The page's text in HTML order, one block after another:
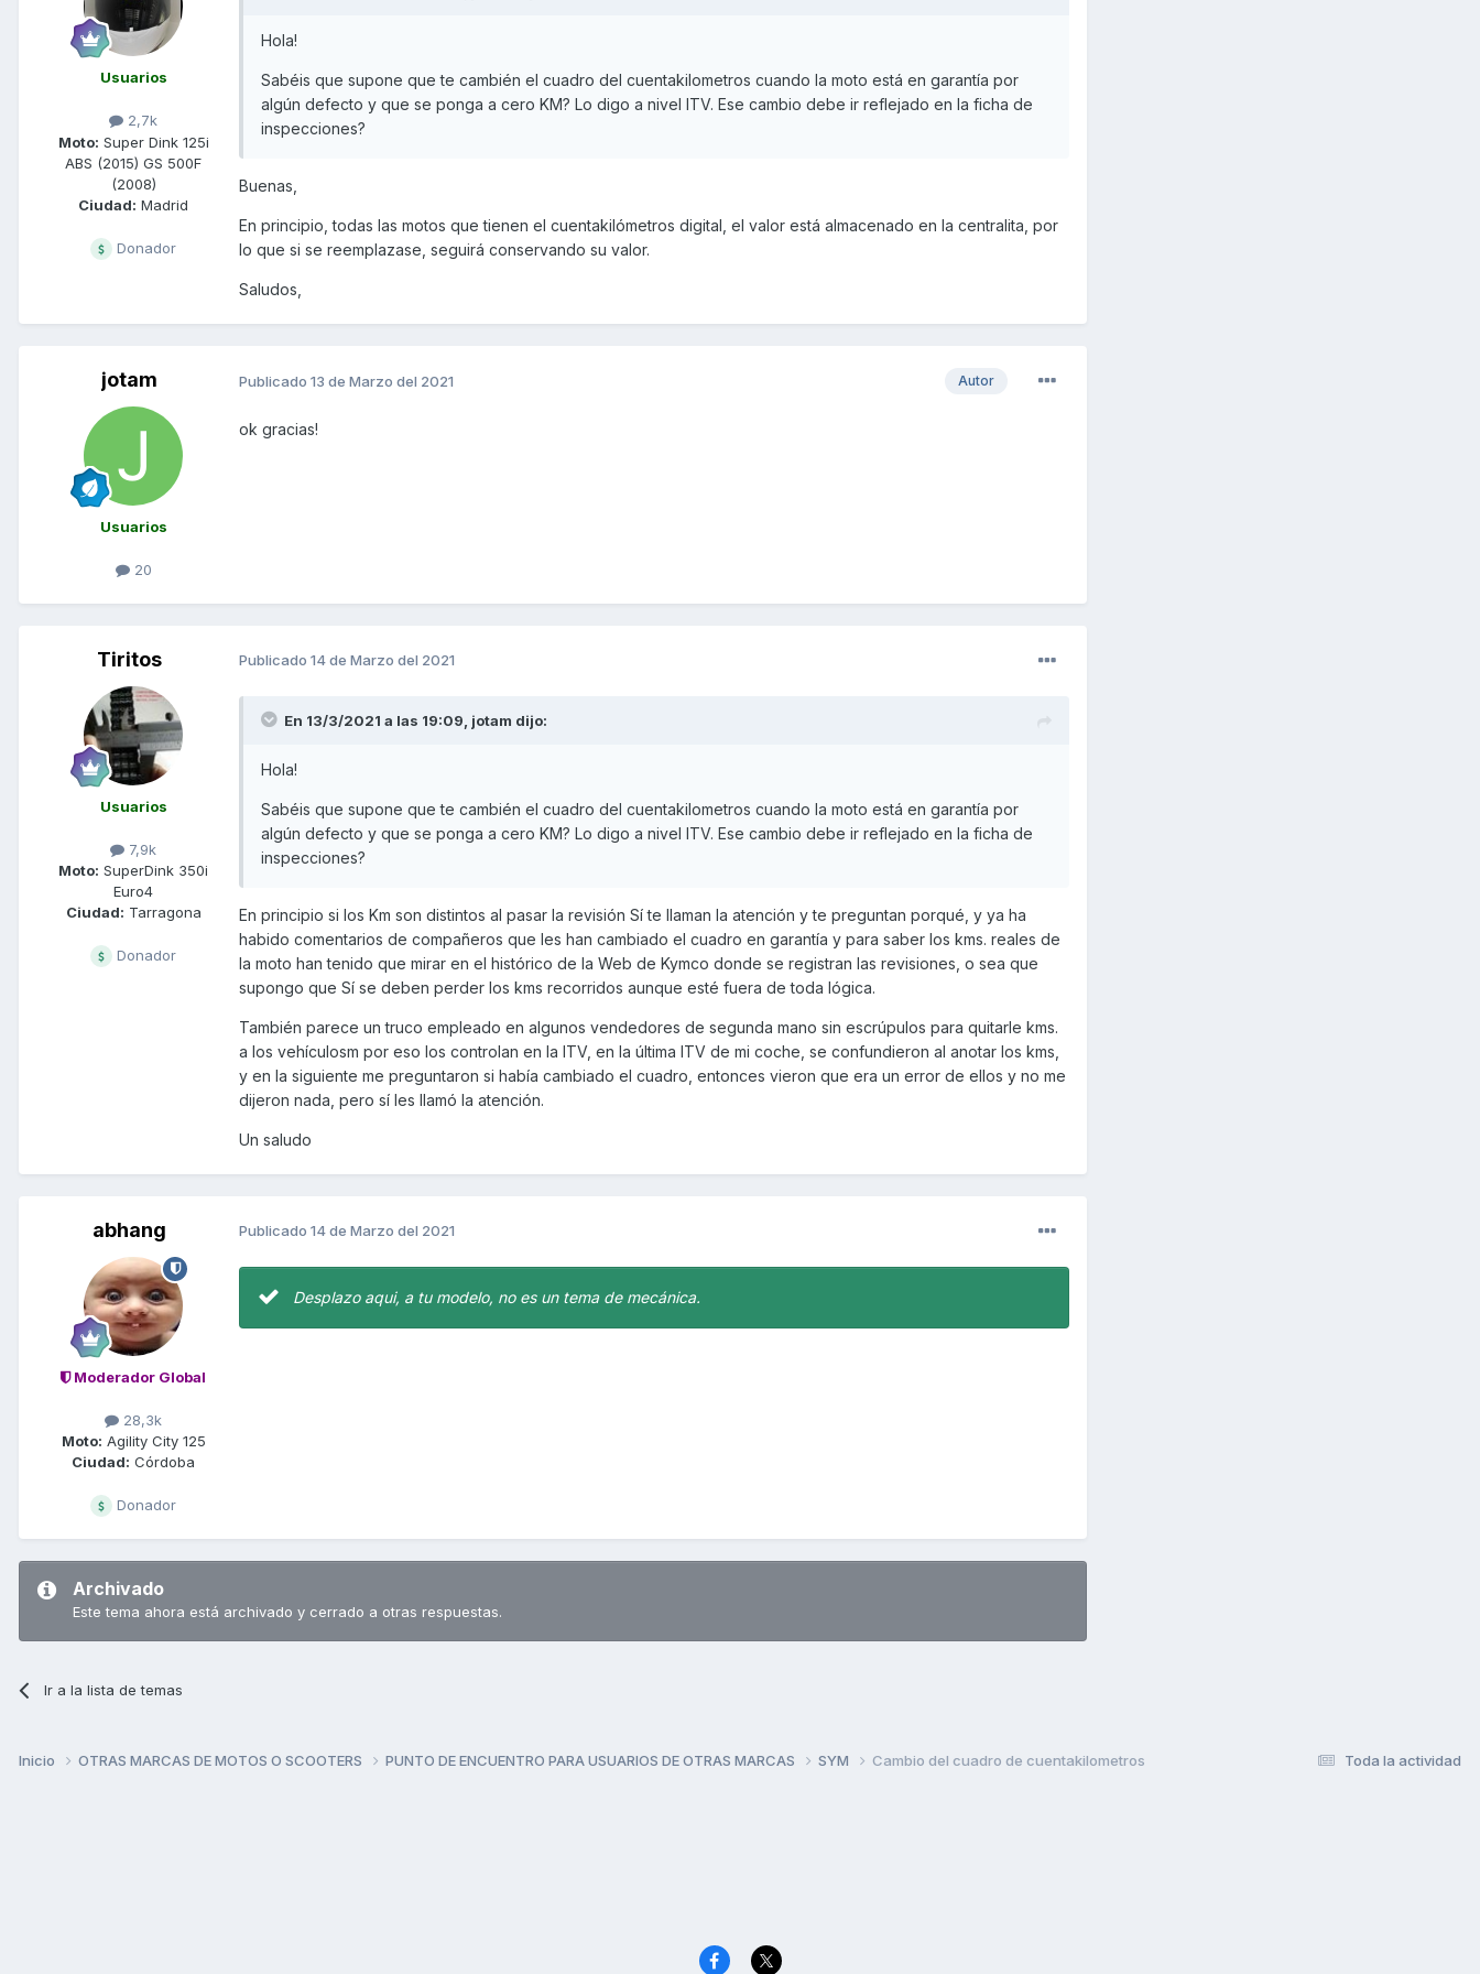
Usuarios
2,7k
Moto: Super Dink 125i
ABS (2015) GS 500F
(2008)
Ciudad: Madrid
Donador
Hola!
Sabéis que supone que te cambién el cuadro del cuentakilometros cuando la moto está en garantía por
algún defecto y que se ponga a cero KM? Lo digo a nivel ITV. Ese cambio debe ir reflejado en la ficha de
inspecciones?
Buenas,
En principio, todas las motos que tienen el cuentakilómetros digital, el valor está almacenado en la centralita, por
lo que si se reemplazase, seguirá conservando su valor.
Saludos,
jotam
Usuarios
20
Autor
Publicado 13 de Marzo del 2021
ok gracias!
Tiritos
Usuarios
7,9k
Moto: SuperDink 350i
Euro4
Ciudad: Tarragona
Donador
Publicado 14 de Marzo del 2021
En 13/3/2021 a las 19:09, jotam dijo:
Hola!
Sabéis que supone que te cambién el cuadro del cuentakilometros cuando la moto está en garantía por
algún defecto y que se ponga a cero KM? Lo digo a nivel ITV. Ese cambio debe ir reflejado en la ficha de
inspecciones?
En principio si los Km son distintos al pasar la revisión Sí te llaman la atención y te preguntan porqué, y ya ha
habido comentarios de compañeros que les han cambiado el cuadro en garantía y para saber los kms. reales de
la moto han tenido que mirar en el histórico de la Web de Kymco donde se registran las revisiones, o sea que
supongo que Sí se deben perder los kms recorridos aunque esté fuera de toda lógica.
También parece un truco empleado en algunos vendedores de segunda mano sin escrúpulos para quitarle kms.
a los vehículosm por eso los controlan en la ITV, en la última ITV de mi coche, se confundieron al anotar los kms,
y en la siguiente me preguntaron si había cambiado el cuadro, entonces vieron que era un error de ellos y no me
dijeron nada, pero sí les llamó la atención.
Un saludo
abhang
Moderador Global
28,3k
Moto: Agility City 125
Ciudad: Córdoba
Donador
Publicado 14 de Marzo del 2021
Desplazo aqui, a tu modelo, no es un tema de mecánica.
Archivado
Este tema ahora está archivado y cerrado a otras respuestas.
Ir a la lista de temas
Toda la actividad
Inicio OTRAS MARCAS DE MOTOS O SCOOTERS PUNTO DE ENCUENTRO PARA USUARIOS DE OTRAS MARCAS SYM Cambio del cuadro de cuentakilometros